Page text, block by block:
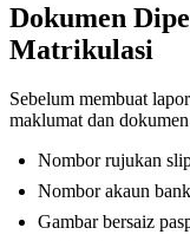
Dokumen
Matrikulasi
Sebelum membuat
maklumat dan
Nombor rujukan
Nombor akaun
Gambar bersaiz